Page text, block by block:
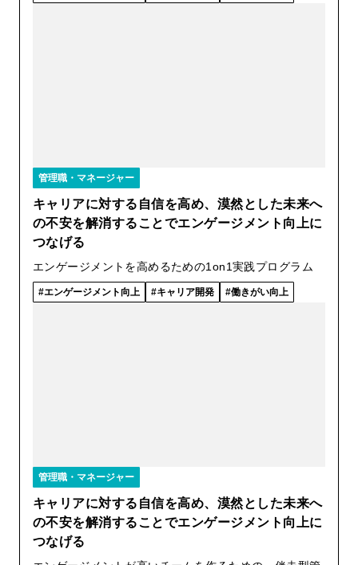
管理職・マネージャー
キャリアに対する自信を高め、漠然とした未来へ
の不安を解消することでエンゲージメント向上に
つなげる
エンゲージメントを高めるための1on1実践プログラム
エンゲージメント向上 キャリア開発 働きがい向上
管理職・マネージャー
キャリアに対する自信を高め、漠然とした未来へ
の不安を解消することでエンゲージメント向上に
つなげる